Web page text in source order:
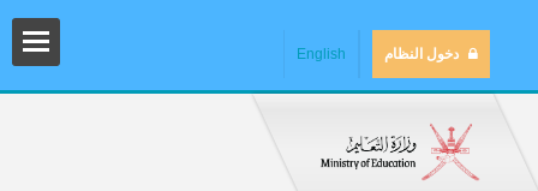
دخول النظام English